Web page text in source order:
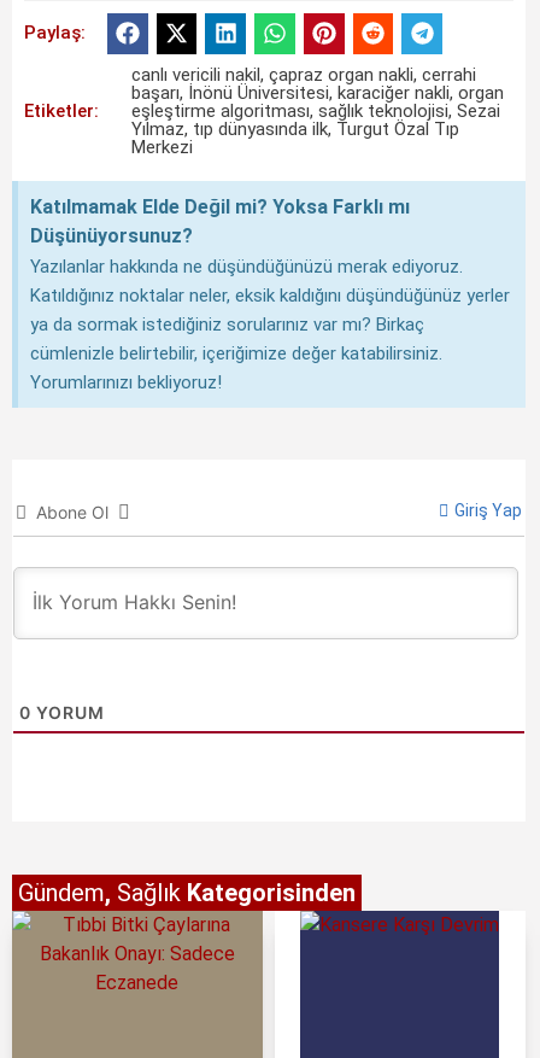
Paylaş:
Etiketler:
canlı vericili nakil,çapraz organ nakli,cerrahi
başarı, İnönü Üniversitesi,karaciğer nakli,organ
eşleştirme algoritması,sağlık teknolojisi,Sezai
Yılmaz, tıp dünyasında ilk, Turgut Özal Tıp
Merkezi
Katılmamak Elde Değil mi? Yoksa Farklı mı
Düşünüyorsunuz?
Yazılanlar hakkında ne düşündüğünüzü merak ediyoruz.
Katıldığınız noktalar neler, eksik kaldığını düşündüğünüz yerler
ya da sormak istediğiniz sorularınız var mı? Birkaç
cümlenizle belirtebilir, içeriğimize değer katabilirsiniz.
Yorumlarınızı bekliyoruz!
Abone Ol Giriş Yap
0 YORUM
Gündem, Sağlık Kategorisinden